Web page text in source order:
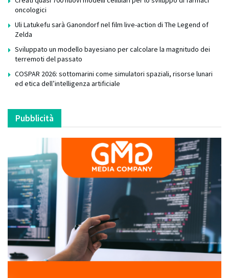
oncologici
Uli Latukefu sarà Ganondorf nel film live-action di The Legend of
Zelda
Sviluppato un modello bayesiano per calcolare la magnitudo dei
terremoti del passato
COSPAR 2026: sottomarini come simulatori spaziali, risorse lunari
ed etica dell’intelligenza artificiale
Pubblicità